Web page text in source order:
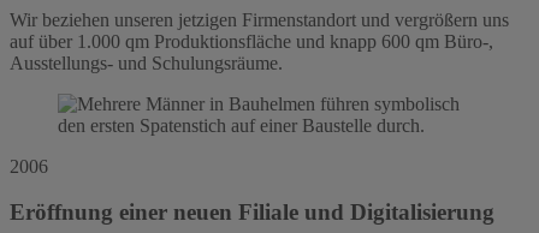
Wir beziehen unseren jetzigen Firmenstandort und vergrößern uns
auf über 1.000 qm Produktionsfläche und knapp 600 qm Büro-,
Ausstellungs- und Schulungsräume.
2006
Eröffnung einer neuen Filiale und Digitalisierung